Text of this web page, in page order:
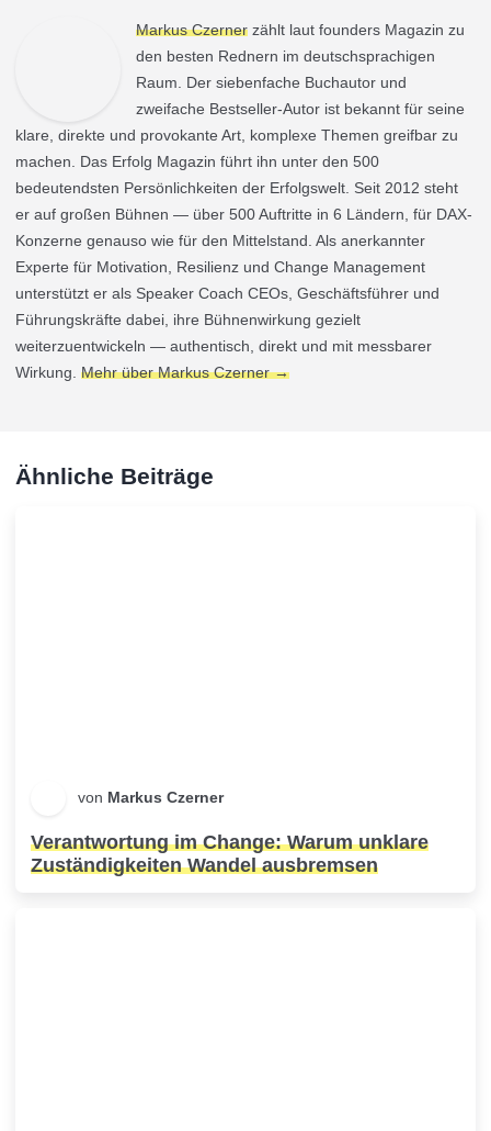
Markus Czerner zählt laut founders Magazin zu
den besten Rednern im deutschsprachigen
Raum. Der siebenfache Buchautor und
zweifache Bestseller-Autor ist bekannt für seine
klare, direkte und provokante Art, komplexe Themen greifbar zu
machen. Das Erfolg Magazin führt ihn unter den 500
bedeutendsten Persönlichkeiten der Erfolgswelt. Seit 2012 steht
er auf großen Bühnen — über 500 Auftritte in 6 Ländern, für DAX-
Konzerne genauso wie für den Mittelstand. Als anerkannter
Experte für Motivation, Resilienz und Change Management
unterstützt er als Speaker Coach CEOs, Geschäftsführer und
Führungskräfte dabei, ihre Bühnenwirkung gezielt
weiterzuentwickeln — authentisch, direkt und mit messbarer
Wirkung. Mehr über Markus Czerner →
Ähnliche Beiträge
von Markus Czerner
Verantwortung im Change: Warum unklare
Zuständigkeiten Wandel ausbremsen